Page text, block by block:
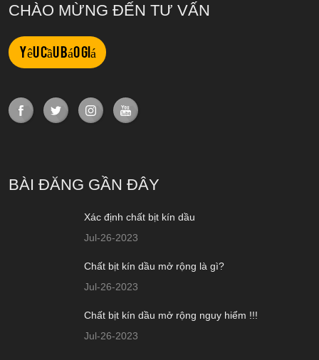
CHÀO MỪNG ĐẾN TƯ VẤN
Yêu cầu báo giá
BÀI ĐĂNG GẦN ĐÂY
Xác định chất bịt kín dầu
Jul-26-2023
Chất bịt kín dầu mở rộng là gì?
Jul-26-2023
Chất bịt kín dầu mở rộng nguy hiểm !!!
Jul-26-2023